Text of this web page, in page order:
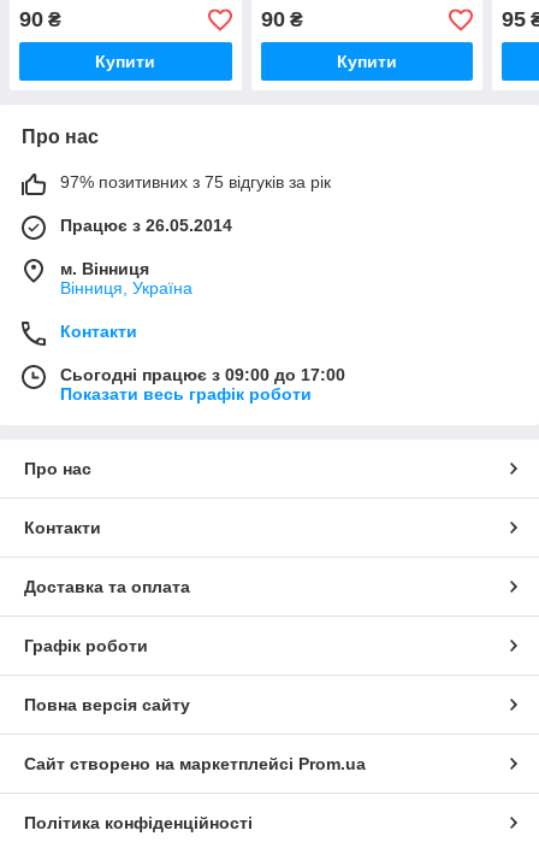
90 ₴
Купити
90₴
Купити
95
Про нас
97% позитивних з 75 відгуків за рік
Працює з 26.05.2014
м. Вінниця
Вінниця, Україна
Контакти
Сьогодні працює з 09:00 до 17:00
Показати весь графік роботи
Про нас
Контакти
Доставка та оплата
Графік роботи
Повна версія сайту
Сайт створено на маркетплейсі Prom.ua
Політика конфіденційності